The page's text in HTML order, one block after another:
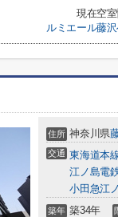
現在空室
ルミエール藤
住所 神奈川県
交通 東海道本
江ノ島電
小田急江
築年 築34年